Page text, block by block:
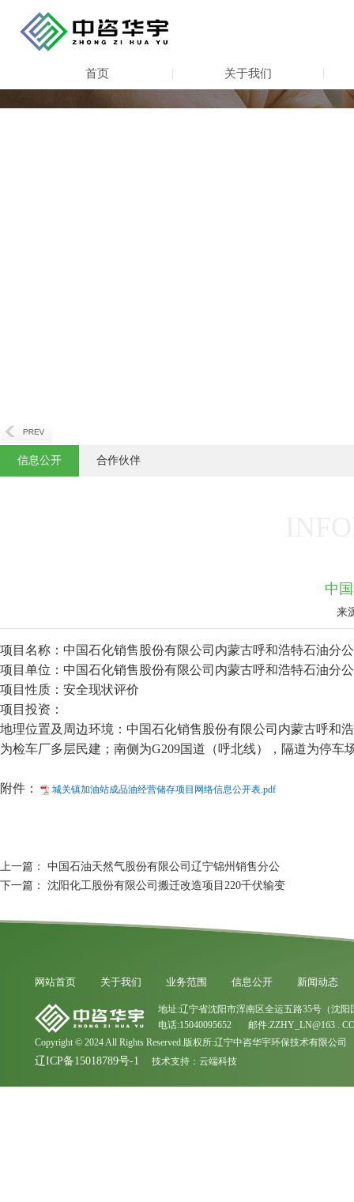
首页 关于我们
信息公开 合作伙伴
中
来
项目名称：中国石化销售股份有限公司内蒙古呼和浩特石油分
项目单位：中国石化销售股份有限公司内蒙古呼和浩特石油分
项目性质：安全现状评价
项目投资：
地理位置及周边环境：中国石化销售股份有限公司内蒙古呼和
为检车厂多层民建；南侧为G209国道（呼北线），隔道为停
附件： 城关镇加油站成品油经营储存项目网络信息公开表.pdf
上一篇： 中国石油天然气股份有限公司辽宁锦州销售分公
下一篇： 沈阳化工股份有限公司搬迁改造项目220千伏输变
网站首页 关于我们 业务范围 信息公开 新闻动态
地址:辽宁省沈阳市浑南区全运五路35号（沈阳
电话:15040095652 邮件:ZZHY_LN@163 .
Copyright © 2024 All Rights Reserved.版权所:辽宁中咨华宇环保技术有限公司
辽ICP备15018789号-1 技术支持： 云端科技